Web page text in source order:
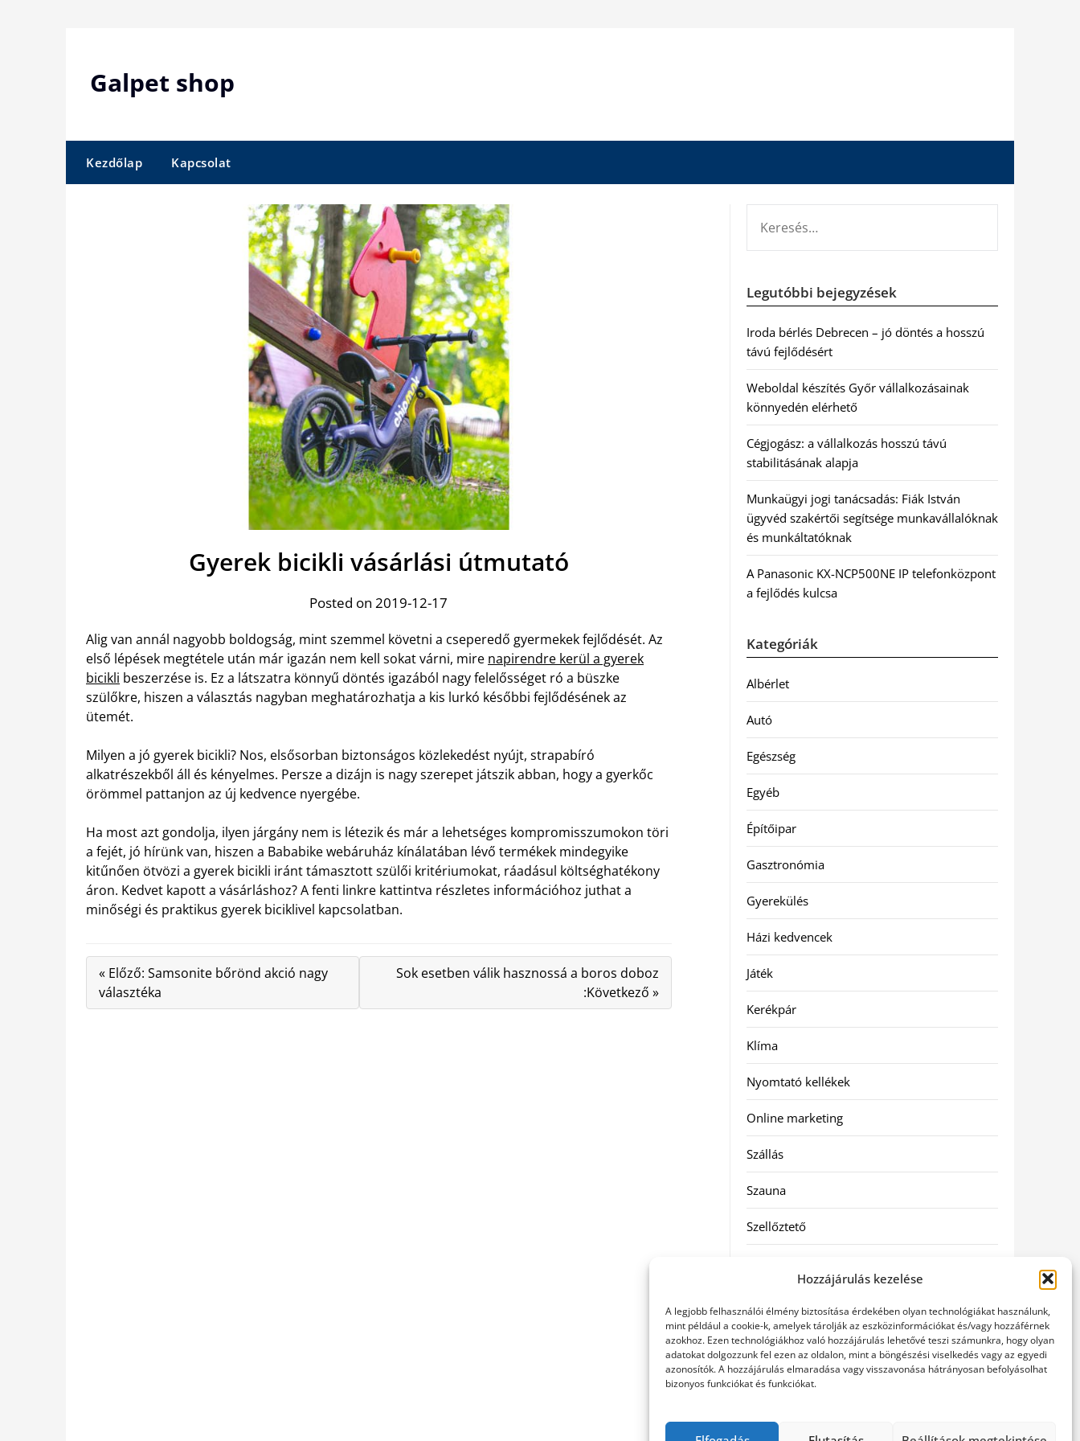
Hozzájárulás kezelése
A legjobb felhasználói élmény biztosítása érdekében olyan technológiákat használunk,
mint például a cookie-k, amelyek tárolják az eszközinformációkat és/vagy hozzáférnek
azokhoz. Ezen technológiákhoz való hozzájárulás lehetővé teszi számunkra, hogy olyan
adatokat dolgozzunk fel ezen az oldalon, mint a böngészési viselkedés vagy az egyedi
azonosítók. A hozzájárulás elmaradása vagy visszavonása hátrányosan befolyásolhat
bizonyos funkciókat és funkciókat.
Galpet shop
Kezdőlap Kapcsolat
Gyerek bicikli vásárlási útmutató
Posted on 2019-12-17
Alig van annál nagyobb boldogság, mint szemmel követni a cseperedő gyermekek fejlődését. Az
első lépések megtétele után már igazán nem kell sokat várni, mire napirendre kerül a gyerek
bicikli beszerzése is. Ez a látszatra könnyű döntés igazából nagy felelősséget ró a büszke
szülőkre, hiszen a választás nagyban meghatározhatja a kis lurkó későbbi fejlődésének az
ütemét.
Milyen a jó gyerek bicikli? Nos, elsősorban biztonságos közlekedést nyújt, strapabíró
alkatrészekből áll és kényelmes. Persze a dizájn is nagy szerepet játszik abban, hogy a gyerkőc
örömmel pattanjon az új kedvence nyergébe.
Ha most azt gondolja, ilyen járgány nem is létezik és már a lehetséges kompromisszumokon töri
a fejét, jó hírünk van, hiszen a Bababike webáruház kínálatában lévő termékek mindegyike
kitűnően ötvözi a gyerek bicikli iránt támasztott szülői kritériumokat, ráadásul költséghatékony
áron. Kedvet kapott a vásárláshoz? A fenti linkre kattintva részletes információhoz juthat a
minőségi és praktikus gyerek biciklivel kapcsolatban.
« Előző: Samsonite bőrönd akció nagy
választéka
Sok esetben válik hasznossá a boros doboz
:Következő »
Legutóbbi bejegyzések
Iroda bérlés Debrecen – jó döntés a hosszú
távú fejlődésért
Weboldal készítés Győr vállalkozásainak
könnyedén elérhető
Cégjogász: a vállalkozás hosszú távú
stabilitásának alapja
Munkaügyi jogi tanácsadás: Fiák István
ügyvéd szakértői segítsége munkavállalóknak
és munkáltatóknak
A Panasonic KX-NCP500NE IP telefonközpont
a fejlődés kulcsa
Kategóriák
Albérlet
Autó
Egészség
Egyéb
Építőipar
Gasztronómia
Gyerekülés
Házi kedvencek
Játék
Kerékpár
Klíma
Nyomtató kellékek
Online marketing
Szállás
Szauna
Szellőztető
Utazás
Vásárlás